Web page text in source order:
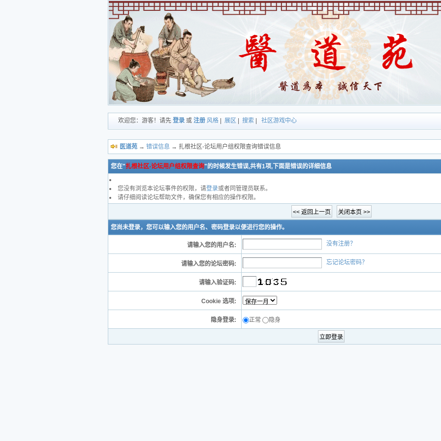
欢迎您：游客！请先 登录 或 注册 风格 展区 搜索 社区游戏中心
医道苑 → 错误信息 → 扎根社区-论坛用户组权限查询错误信息
您在"扎根社区-论坛用户组权限查询"的时候发生错误,共有1项,下面是错误的详细信息
您没有浏览本论坛事件的权限，请登录或者同管理员联系。
请仔细阅读论坛帮助文件，确保您有相应的操作权限。
您尚未登录，您可以输入您的用户名、密码登录以便进行您的操作。
请输入您的用户名: 没有注册？
请输入您的论坛密码: 忘记论坛密码？
请输入验证码:
Cookie 选项:
隐身登录: 正常 隐身